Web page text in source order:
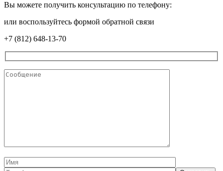
Вы можете получить консультацию по телефону:
или воспользуйтесь формой обратной связи
+7 (812) 648-13-70